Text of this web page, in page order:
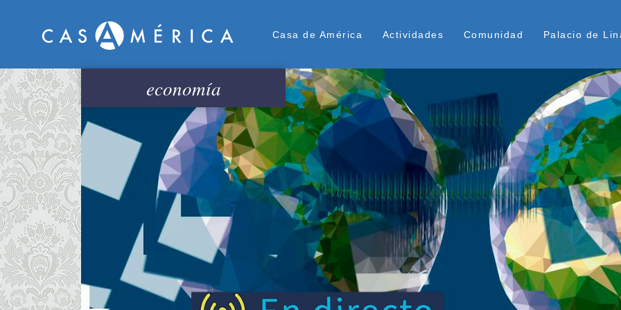
Menú Superior
Casa de América Actividades Comunidad Palacio de
economía